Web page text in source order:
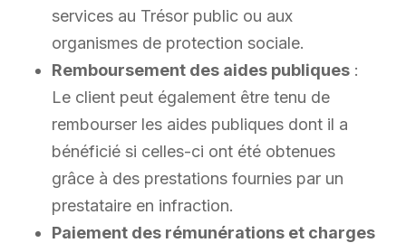
services au Trésor public ou aux
organismes de protection sociale.
Remboursement des aides publiques:
Le client peut également être tenu de
rembourser les aides publiques dont il a
bénéficié si celles-ci ont été obtenues
grâce à des prestations fournies par un
prestataire en infraction.
Paiement des rémunérations et charges